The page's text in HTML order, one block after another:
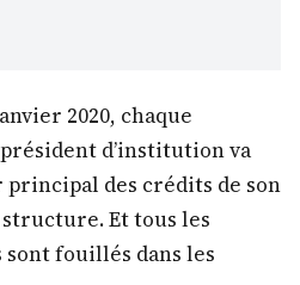
2020, chaque
d’institution va
des crédits de son
Et tous les
fouillés dans les